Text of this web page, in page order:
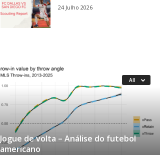
24 Julho 2026
All
Jogue de volta – Análise do futebol
americano